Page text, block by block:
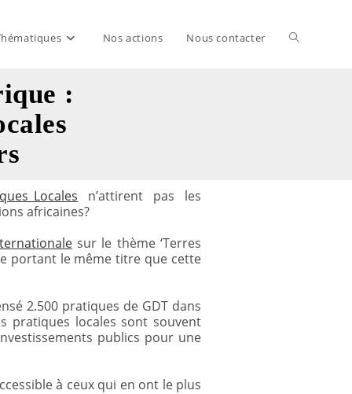
Nos actions Nous contacter Toggle
:
n’attirent pas les
africaines?
sur le thème ‘Terres
portant le même titre que cette
2.500 pratiques de GDT dans
pratiques locales sont souvent
publics pour une
à ceux qui en ont le plus